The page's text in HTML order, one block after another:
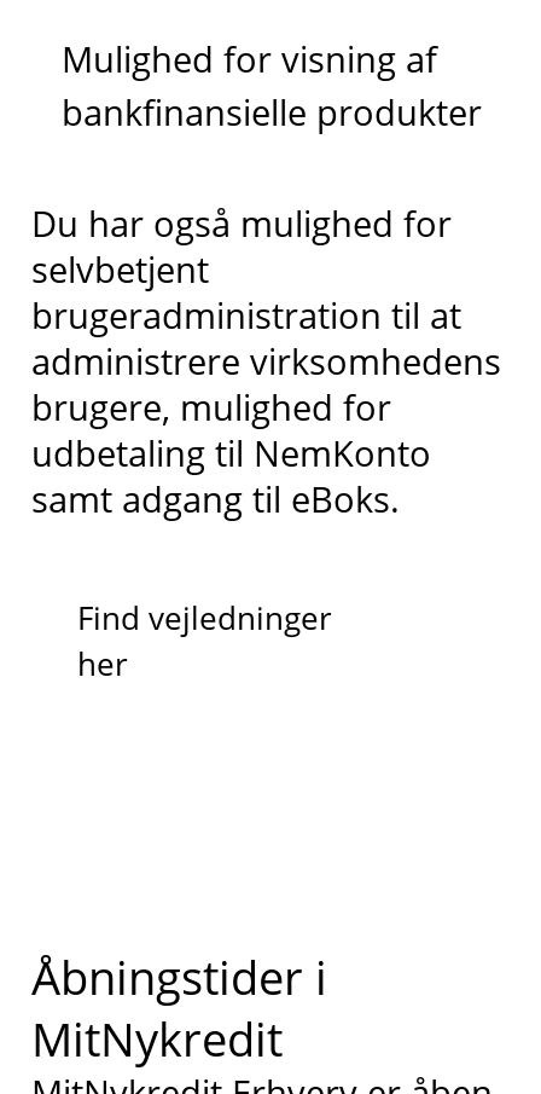
Mulighed for visning af
bankfinansielle produkter
​Du har også mulighed for
selvbetjent
brugeradministration til at
administrere virksomhedens
brugere, mulighed for
udbetaling til NemKonto
samt adgang til eBoks.
Find vejledninger
her
Åbningstider i
MitNykredit